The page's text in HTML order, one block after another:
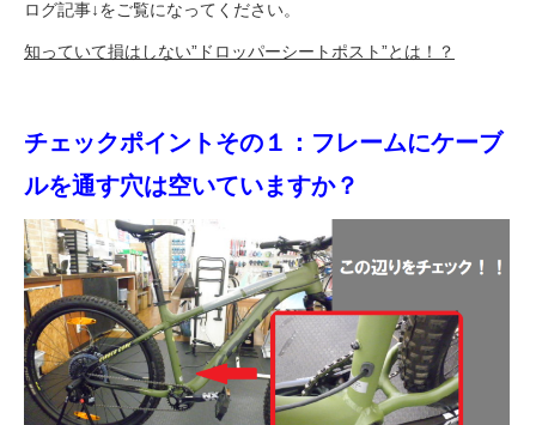
特集
求人情報
募集中の求人情報
法人様
法人様向け割引
ログ記事↓をご覧になってください。
知っていて損はしない”ドロッパーシートポスト”とは！？
チェックポイントその１：フレームにケーブ
ルを通す穴は空いていますか？